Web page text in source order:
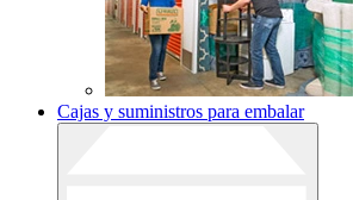
Cajas y suministros para embalar